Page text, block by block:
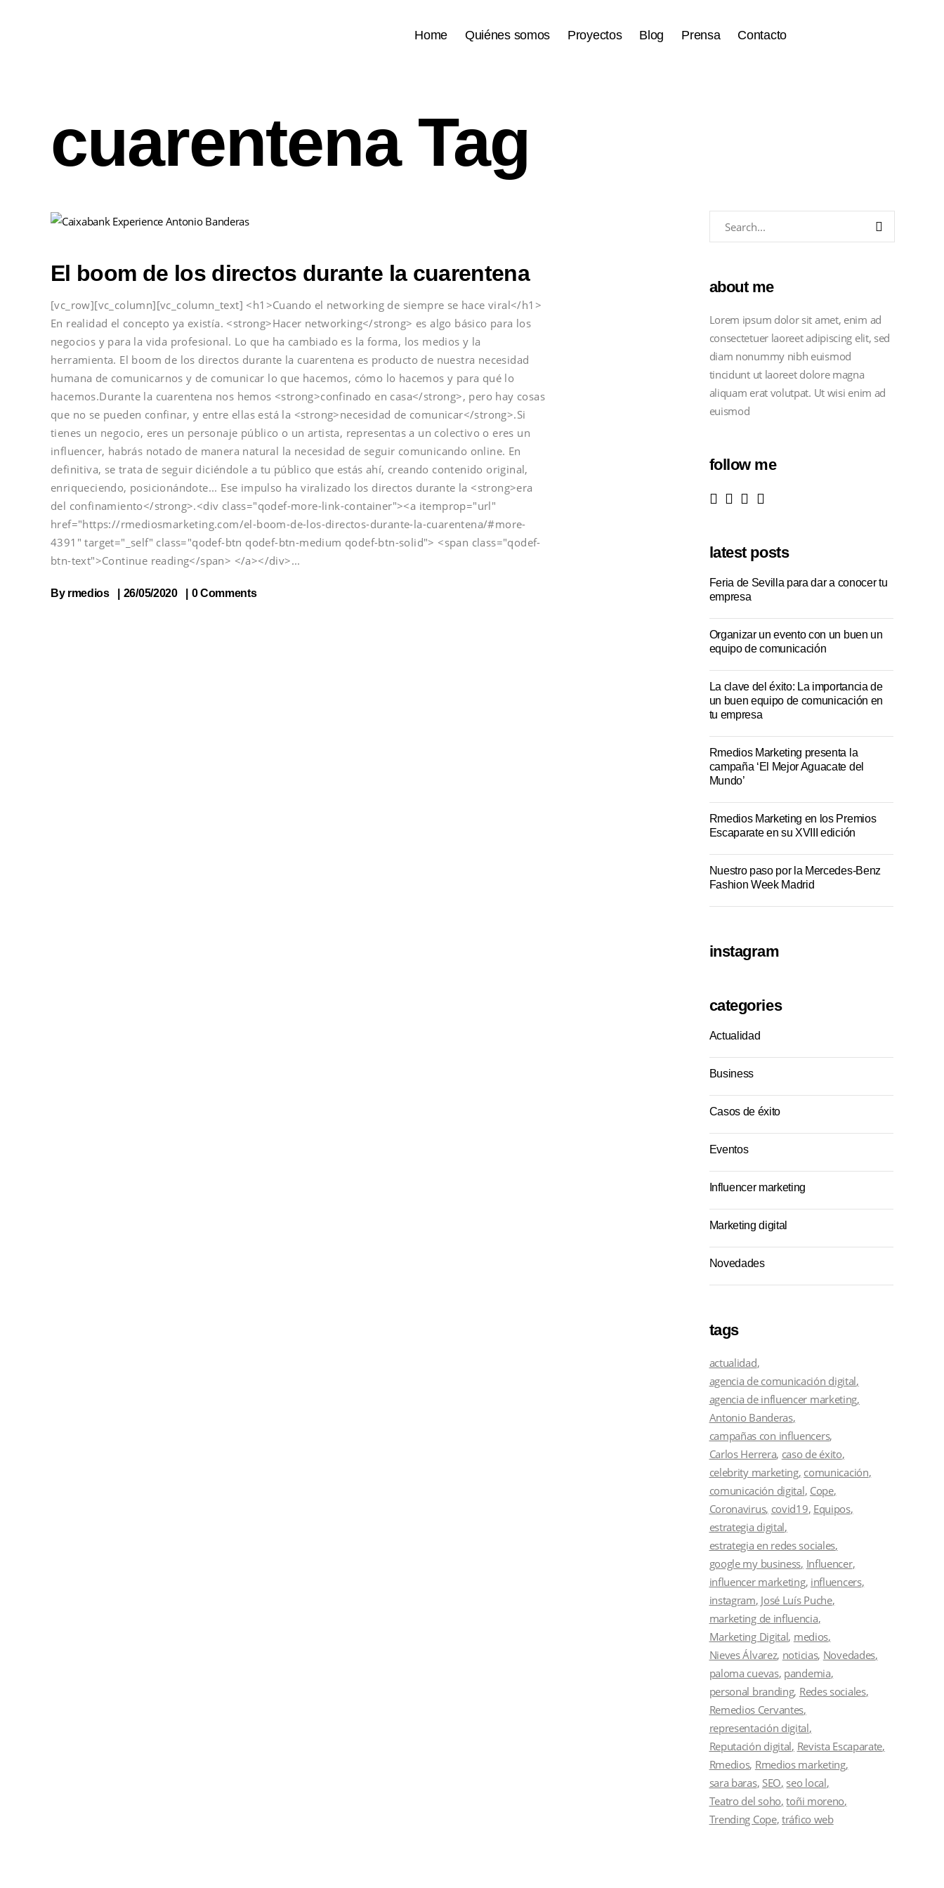
Home Quiénes somos Proyectos Blog Prensa Contacto
cuarentena Tag
El boom de los directos durante la cuarentena
[vc_row][vc_column][vc_column_text] <h1>Cuando el networking de siempre se hace viral</h1>
En realidad el concepto ya existía. <strong>Hacer networking</strong> es algo básico para los
negocios y para la vida profesional. Lo que ha cambiado es la forma, los medios y la
herramienta. El boom de los directos durante la cuarentena es producto de nuestra necesidad
humana de comunicarnos y de comunicar lo que hacemos, cómo lo hacemos y para qué lo
hacemos.Durante la cuarentena nos hemos <strong>confinado en casa</strong>, pero hay cosas
que no se pueden confinar, y entre ellas está la <strong>necesidad de comunicar</strong>.Si
tienes un negocio, eres un personaje público o un artista, representas a un colectivo o eres un
influencer, habrás notado de manera natural la necesidad de seguir comunicando online. En
definitiva, se trata de seguir diciéndole a tu público que estás ahí, creando contenido original,
enriqueciendo, posicionándote... Ese impulso ha viralizado los directos durante la <strong>era
del confinamiento</strong>.<div class="qodef-more-link-container"><a itemprop="url"
href="https://rmediosmarketing.com/el-boom-de-los-directos-durante-la-cuarentena/#more-
4391" target="_self" class="qodef-btn qodef-btn-medium qodef-btn-solid"> <span class="qodef-
btn-text">Continue reading</span> </a></div>
By rmedios 26/05/2020 0 Comments
about me
Lorem ipsum dolor sit amet, enim ad
consectetuer laoreet adipiscing elit, sed
diam nonummy nibh euismod
tincidunt ut laoreet dolore magna
aliquam erat volutpat. Ut wisi enim ad
euismod
follow me
latest posts
Feria de Sevilla para dar a conocer tu
empresa
Organizar un evento con un buen un
equipo de comunicación
La clave del éxito: La importancia de
un buen equipo de comunicación en
tu empresa
Rmedios Marketing presenta la
campaña ‘El Mejor Aguacate del
Mundo’
Rmedios Marketing en los Premios
Escaparate en su XVIII edición
Nuestro paso por la Mercedes-Benz
Fashion Week Madrid
instagram
categories
Actualidad
Business
Casos de éxito
Eventos
Influencer marketing
Marketing digital
Novedades
tags
actualidad
agencia de comunicación digital
agencia de influencer marketing
Antonio Banderas
campañas con influencers
Carlos Herrera caso de éxito
celebrity marketing comunicación
comunicación digital Cope
Coronavirus covid19 Equipos
estrategia digital
estrategia en redes sociales
google my business Influencer
influencer marketing influencers
instagram José Luís Puche
marketing de influencia
Marketing Digital medios
Nieves Álvarez noticias Novedades
paloma cuevas pandemia
personal branding Redes sociales
Remedios Cervantes
representación digital
Reputación digital Revista Escaparate
Rmedios Rmedios marketing
sara baras SEO seo local
Teatro del soho toñi moreno
Trending Cope tráfico web